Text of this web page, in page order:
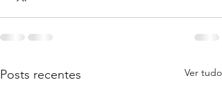
Posts recentes Ver tudo